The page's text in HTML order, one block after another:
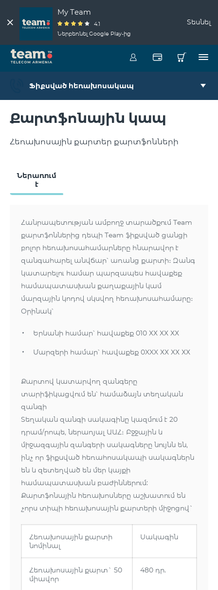
My Team
4.1
Ներբեռնել Google Play-ից
Տեսնել
Ֆիքսված հեռախոսակապ
Քարտֆոնային կապ
Հեռախոսային քարտեր քարտֆոնների
Ներառում
է
Հանրապետության ամբողջ տարածքում Team
քարտֆոններից դեպի Team ֆիքսված ցանցի
բոլոր հեռախոսահամարները հնարավոր է
զանգահարել անվճար՝ առանց քարտի։ Զանգ
կատարելու համար պարզապես հավաքեք
համապատասխան քաղաքային կամ
մարզային կոդով սկսվող հեռախոսահամարը։
Օրինակ՝
Երևանի համար՝ հավաքեք 010 ХХ ХХ ХХ
Մարզերի համար՝ հավաքեք 0XXX ХХ ХХ ХХ
Քարտով կատարվող զանգերը
տարիֆիկացվում են՝ համաձայն տեղական
զանգի
Տեղական զանգի սակագինը կազմում է 20
դրամ/րոպե, ներառյալ ԱԱՀ։ Բջջային և
միջազգային զանգերի սակագները նույնն են,
ինչ որ ֆիքսված հեռահոսակապի սակագներն
են և զետեղված են մեր կայքի
համապատասխան բաժիններում:
Քարտֆոնային հեռախոսները աշխատում են
չորս տիպի հեռախոսային քարտերի միջոցով`
Հեռախոսային քարտի
նոմինալ
Սակագին
Հեռախոսային քարտ` 50
միավոր
480 դր.